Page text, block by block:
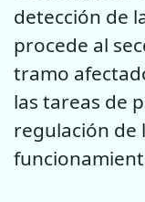
detección de
procede al
tramo
las tareas de
regulación de